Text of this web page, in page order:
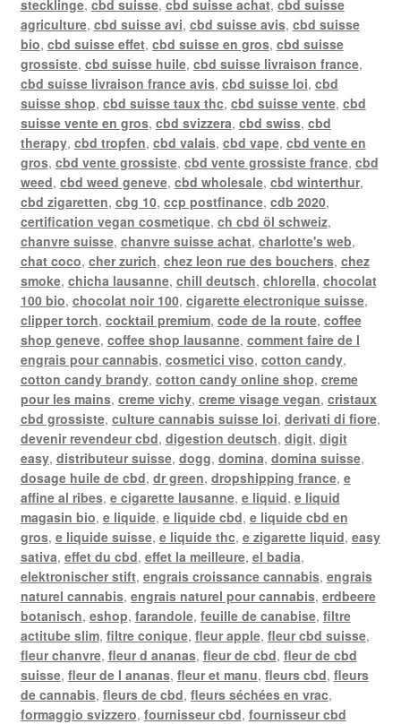
stecklinge, cbd suisse, cbd suisse achat, cbd suisse
agriculture, cbd suisse avi, cbd suisse avis, cbd suisse
bio, cbd suisse effet, cbd suisse en gros, cbd suisse
grossiste, cbd suisse huile, cbd suisse livraison france,
cbd suisse livraison france avis, cbd suisse loi, cbd
suisse shop, cbd suisse taux thc, cbd suisse vente, cbd
suisse vente en gros, cbd svizzera, cbd swiss, cbd
therapy, cbd tropfen, cbd valais, cbd vape, cbd vente en
gros, cbd vente grossiste, cbd vente grossiste france, cbd
weed, cbd weed geneve, cbd wholesale, cbd winterthur,
cbd zigaretten, cbg 10, ccp postfinance, cdb 2020,
certification vegan cosmetique, ch cbd öl schweiz,
chanvre suisse, chanvre suisse achat, charlotte's web,
chat coco, cher zurich, chez leon rue des bouchers, chez
smoke, chicha lausanne, chill deutsch, chlorella, chocolat
100 bio, chocolat noir 100, cigarette electronique suisse,
clipper torch, cocktail premium, code de la route, coffee
shop geneve, coffee shop lausanne, comment faire de l
engrais pour cannabis, cosmetici viso, cotton candy,
cotton candy brandy, cotton candy online shop, creme
pour les mains, creme vichy, creme visage vegan, cristaux
cbd grossiste, culture cannabis suisse loi, derivati di fiore,
devenir revendeur cbd, digestion deutsch, digit, digit
easy, distributeur suisse, dogg, domina, domina suisse,
dosage huile de cbd, dr green, dropshipping france, e
affine al ribes, e cigarette lausanne, e liquid, e liquid
magasin bio, e liquide, e liquide cbd, e liquide cbd en
gros, e liquide suisse, e liquide thc, e zigarette liquid, easy
sativa, effet du cbd, effet la meilleure, el badia,
elektronischer stift, engrais croissance cannabis, engrais
naturel cannabis, engrais naturel pour cannabis, erdbeere
botanisch, eshop, farandole, feuille de canabise, filtre
actitube slim, filtre conique, fleur apple, fleur cbd suisse,
fleur chanvre, fleur d ananas, fleur de cbd, fleur de cbd
suisse, fleur de l ananas, fleur et manu, fleurs cbd, fleurs
de cannabis, fleurs de cbd, fleurs séchées en vrac,
formaggio svizzero, fournisseur cbd, fournisseur cbd